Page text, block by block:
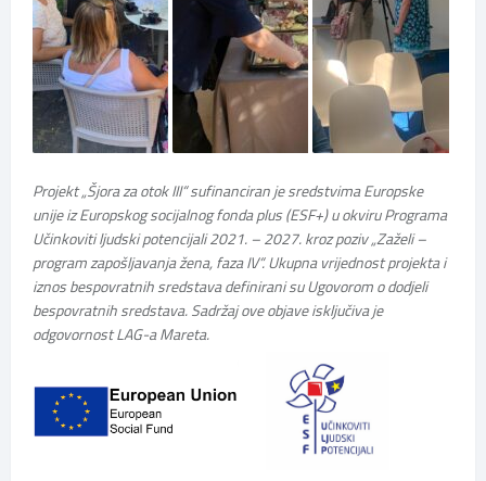
Projekt „Šjora za otok III“ sufinanciran je sredstvima Europske
unije iz Europskog socijalnog fonda plus (ESF+) u okviru Programa
Učinkoviti ljudski potencijali 2021. – 2027. kroz poziv „Zaželi –
program zapošljavanja žena, faza IV“. Ukupna vrijednost projekta i
iznos bespovratnih sredstava definirani su Ugovorom o dodjeli
bespovratnih sredstava. Sadržaj ove objave isključiva je
odgovornost LAG-a Mareta.